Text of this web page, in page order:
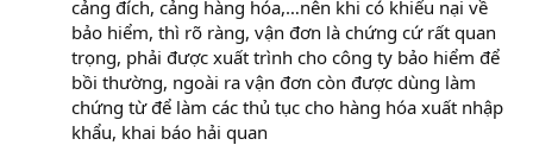
cảng đích, cảng hàng hóa,…nên khi có khiếu nại về
bảo hiểm, thì rõ ràng, vận đơn là chứng cứ rất quan
trọng, phải được xuất trình cho công ty bảo hiểm để
bồi thường, ngoài ra vận đơn còn được dùng làm
chứng từ để làm các thủ tục cho hàng hóa xuất nhập
khẩu, khai báo hải quan